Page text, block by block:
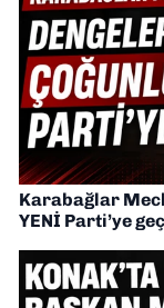
Karabağlar
YENİ Parti’ye